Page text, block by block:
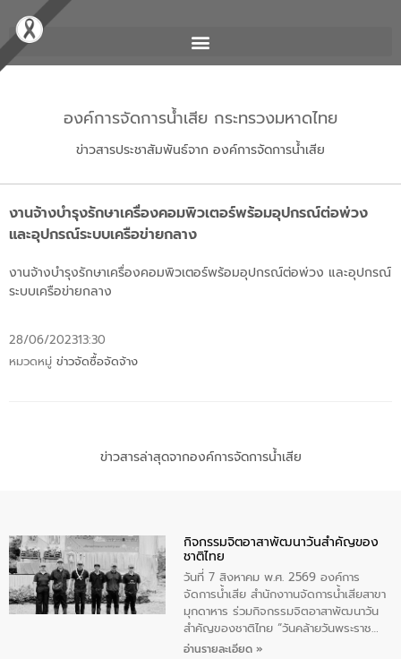
องค์การจัดการน้ำเสีย กระทรวงมหาดไทย
ข่าวสารประชาสัมพันธ์จาก องค์การจัดการน้ำเสีย
งานจ้างบำรุงรักษาเครื่องคอมพิวเตอร์พร้อมอุปกรณ์ต่อพ่วง
และอุปกรณ์ระบบเครือข่ายกลาง
งานจ้างบำรุงรักษาเครื่องคอมพิวเตอร์พร้อมอุปกรณ์ต่อพ่วง และอุปกรณ์
ระบบเครือข่ายกลาง
28/06/202313:30
หมวดหมู่ ข่าวจัดซื้อจัดจ้าง
ข่าวสารล่าสุดจากองค์การจัดการน้ำเสีย
กิจกรรมจิตอาสาพัฒนาวันสําคัญของ
ชาติไทย
วันที่ 7 สิงหาคม พ.ศ. 2569 องค์การ
จัดการน้ำเสีย สำนักงาานจัดการน้ำเสียสาขา
มุกดาหาร ร่วมกิจกรรมจิตอาสาพัฒนาวัน
สําคัญของชาติไทย “วันคล้ายวันพระราช
สมภพ สมเด็จพระนางเจ้าสิริกิติ์พระบรม
อ่านรายละเอียด »